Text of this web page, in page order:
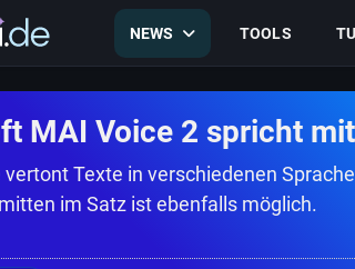
NEWS TOOLS
MAI Voice 2 spricht
Texte in verschiedenen
im Satz ist ebenfalls möglich.